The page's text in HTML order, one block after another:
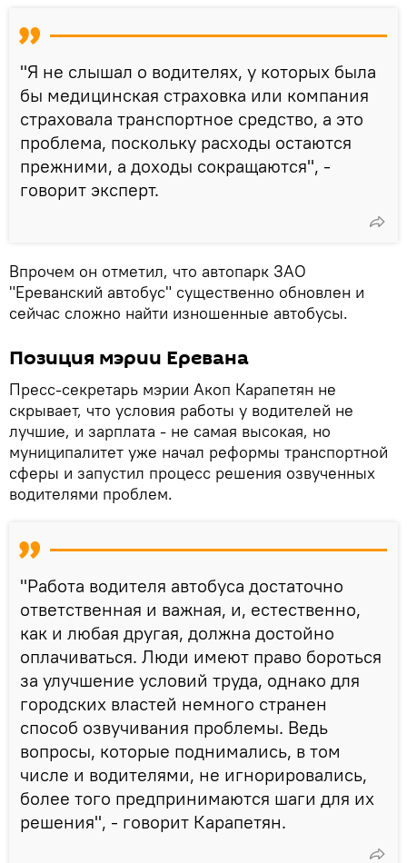
"Я не слышал о водителях, у которых была
бы медицинская страховка или компания
страховала транспортное средство, а это
проблема, поскольку расходы остаются
прежними, а доходы сокращаются", -
говорит эксперт.
Впрочем он отметил, что автопарк ЗАО
"Ереванский автобус" существенно обновлен и
сейчас сложно найти изношенные автобусы.
Позиция мэрии Еревана
Пресс-секретарь мэрии Акоп Карапетян не
скрывает, что условия работы у водителей не
лучшие, и зарплата - не самая высокая, но
муниципалитет уже начал реформы транспортной
сферы и запустил процесс решения озвученных
водителями проблем.
"Работа водителя автобуса достаточно
ответственная и важная, и, естественно,
как и любая другая, должна достойно
оплачиваться. Люди имеют право бороться
за улучшение условий труда, однако для
городских властей немного странен
способ озвучивания проблемы. Ведь
вопросы, которые поднимались, в том
числе и водителями, не игнорировались,
более того предпринимаются шаги для их
решения", - говорит Карапетян.